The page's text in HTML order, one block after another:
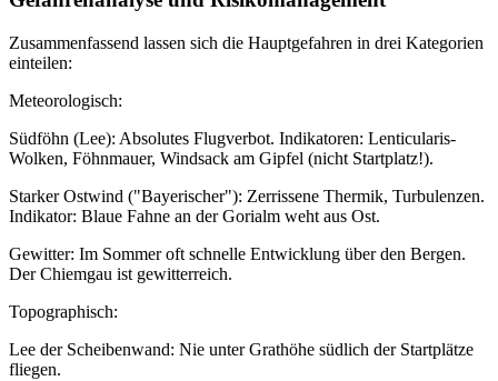
Zusammenfassend lassen sich die Hauptgefahren in drei Kategorien
einteilen:
Meteorologisch:
Südföhn (Lee): Absolutes Flugverbot. Indikatoren: Lenticularis-
Wolken, Föhnmauer, Windsack am Gipfel (nicht Startplatz!).
Starker Ostwind ("Bayerischer"): Zerrissene Thermik, Turbulenzen.
Indikator: Blaue Fahne an der Gorialm weht aus Ost.
Gewitter: Im Sommer oft schnelle Entwicklung über den Bergen.
Der Chiemgau ist gewitterreich.
Topographisch:
Lee der Scheibenwand: Nie unter Grathöhe südlich der Startplätze
fliegen.